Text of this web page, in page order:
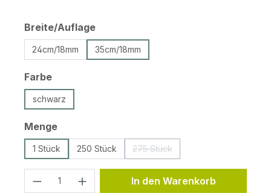
Breite/Auflageauswählen
24cm/18mm 35cm/18mm
Farbeauswählen
schwarz
Mengeauswählen
1 Stück 250 Stück 275 Stück
Produkt Anzahl: Gib den
In den Warenkorb